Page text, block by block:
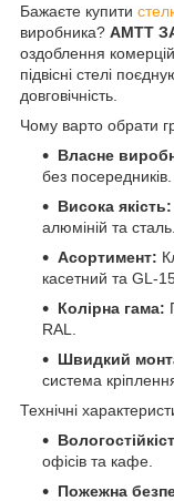
Бажаєте купити
виробника? АМТТ
оздоблення
підвісні стелі
довговічність.
Чому варто обрати
Власне
без посередників.
Висока якість:
алюміній та сталь.
Асортимент:
касетний та GL-
Колірна гама:
RAL.
Швидкий
система
Технічні
офісів та кафе.
Пожежна